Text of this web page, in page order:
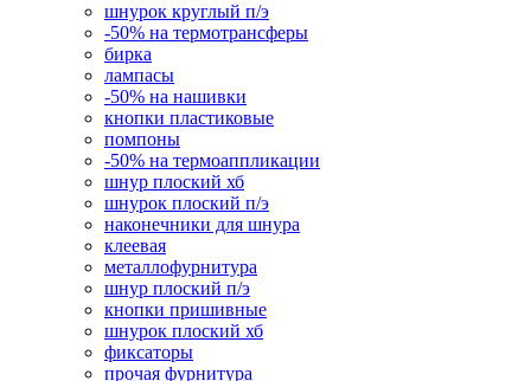
шнурок круглый п/э
-50% на термотрансферы
бирка
лампасы
-50% на нашивки
кнопки пластиковые
помпоны
-50% на термоаппликации
шнур плоский хб
шнурок плоский п/э
наконечники для шнура
клеевая
металлофурнитура
шнур плоский п/э
кнопки пришивные
шнурок плоский хб
фиксаторы
прочая фурнитура